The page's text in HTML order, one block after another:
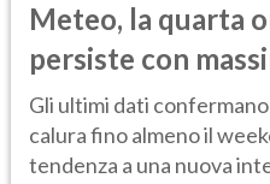
Meteo, la quarta
persiste con
elevate
Gli ultimi dati
calura fino almeno il
tendenza a una nuova